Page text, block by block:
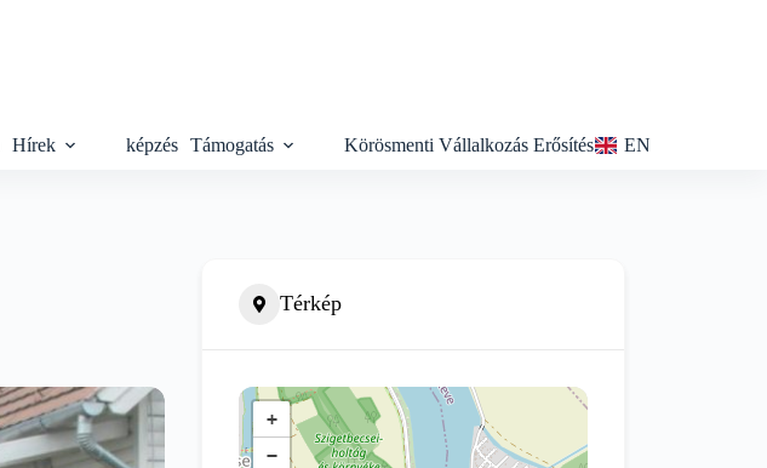
Hírek képzés Támogatás Körösmenti Vállalkozás Erősítés EN
Térkép
+
−